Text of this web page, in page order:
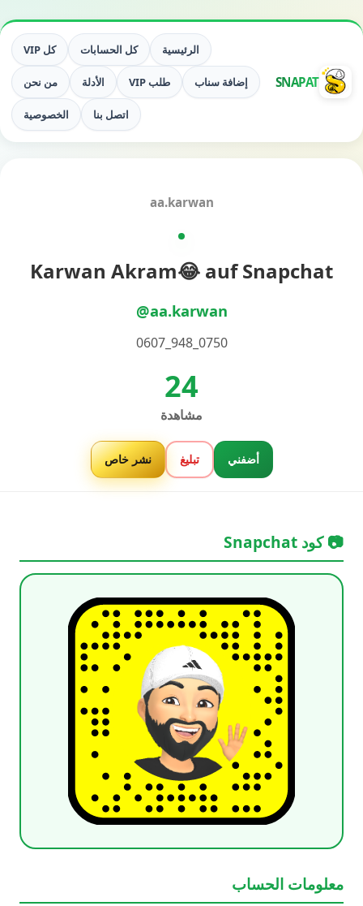
SNAPAT
الرئيسية كل الحسابات كل VIP
إضافة سناب طلب VIP الأدلة من نحن
اتصل بنا الخصوصية
aa.karwan
Karwan Akram😂 auf Snapchat
@aa.karwan
0750_948_0607
24
مشاهدة
أضفني تبليغ نشر خاص
📷 كود Snapchat
معلومات الحساب